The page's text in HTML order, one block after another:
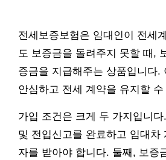
전세보증보험은 임대인이 전세
도 보증금을 돌려주지 못할 때,
증금을 지급해주는 상품입니다.
안심하고 전세 계약을 유지할
가입 조건은 크게 두 가지입니
및 전입신고를 완료하고 임대차
자를 받아야 합니다. 둘째, 보증